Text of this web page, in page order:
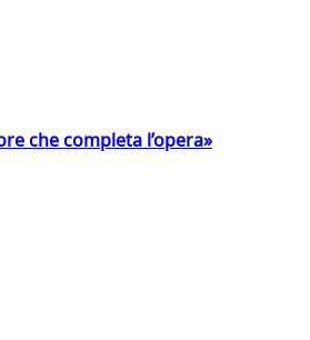
che completa l’opera»